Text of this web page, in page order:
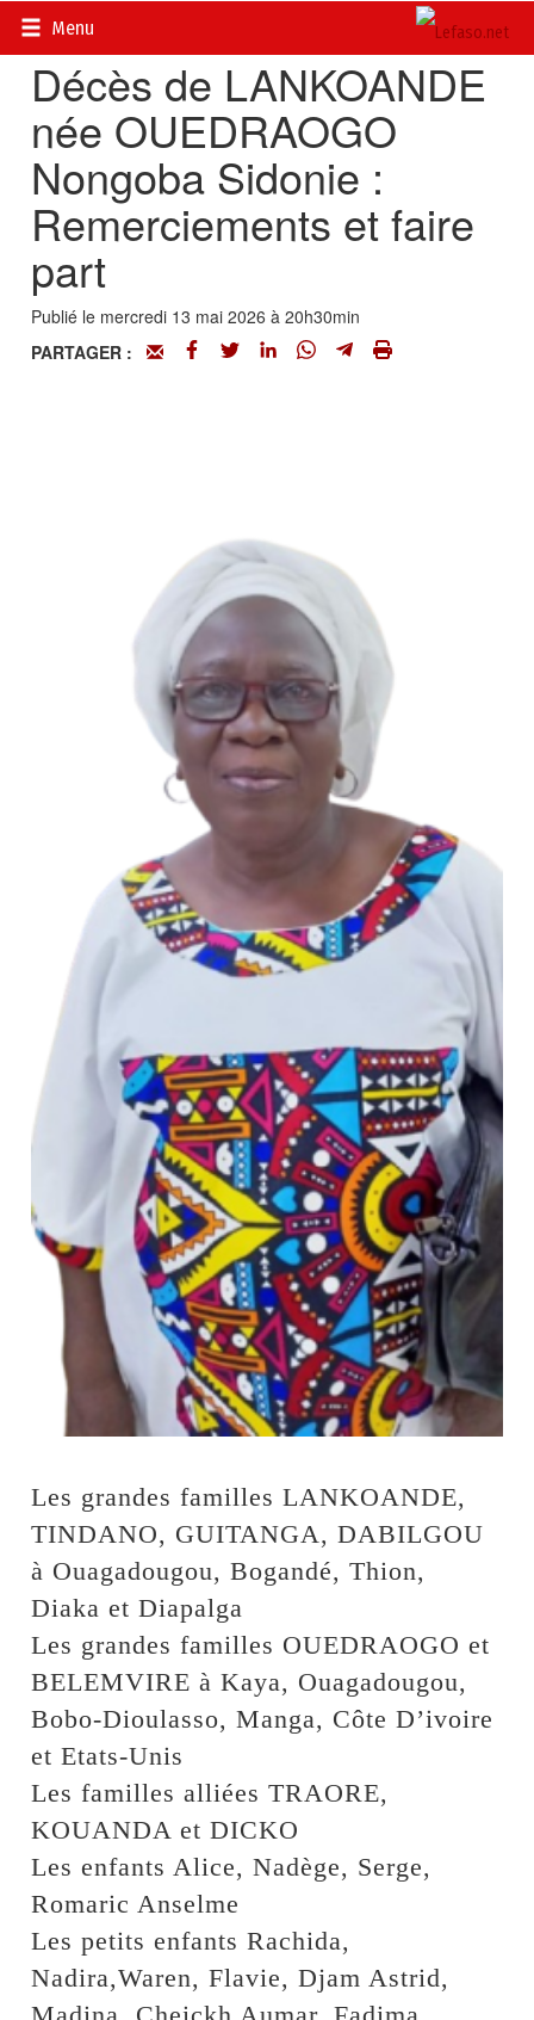
Menu
Accueil>
Décès de LANKOANDE
née OUEDRAOGO
Nongoba Sidonie :
Remerciements et faire
part
Publié le mercredi 13 mai 2026 à 20h30min
PARTAGER :
Les grandes familles LANKOANDE,
TINDANO, GUITANGA, DABILGOU
à Ouagadougou, Bogandé, Thion,
Diaka et Diapalga
Les grandes familles OUEDRAOGO et
BELEMVIRE à Kaya, Ouagadougou,
Bobo-Dioulasso, Manga, Côte D’ivoire
et Etats-Unis
Les familles alliées TRAORE,
KOUANDA et DICKO
Les enfants Alice, Nadège, Serge,
Romaric Anselme
Les petits enfants Rachida,
Nadira,Waren, Flavie, Djam Astrid,